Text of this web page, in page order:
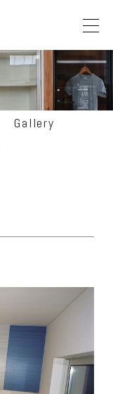
Gallery